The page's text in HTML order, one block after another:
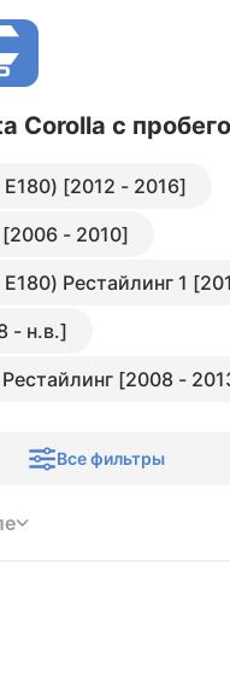
Corolla с
E180) [2012 - 2016]
[2006 - 2010]
E180) Рестайлинг 1
- н.в.]
[2008 -
Все фильтры